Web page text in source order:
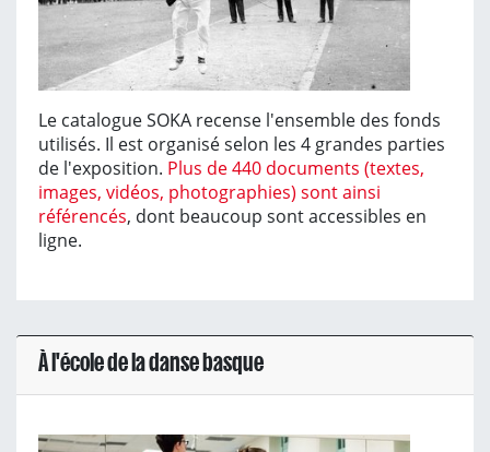
Le catalogue SOKA recense l'ensemble des fonds
utilisés. Il est organisé selon les 4 grandes parties
de l'exposition. Plus de 440 documents (textes,
images, vidéos, photographies) sont ainsi
référencés, dont beaucoup sont accessibles en
ligne.
À l'école de la danse basque